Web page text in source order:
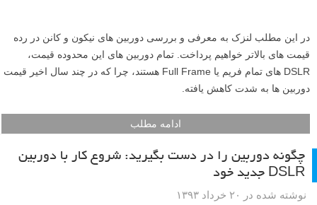
در این مطلب لنزک به معرفی و بررسی دوربین های نیکون و کانن در رده
قیمت های بالاتر خواهیم پرداخت. تمام دوربین های این محدوده قیمت،
DSLR های تمام فریم یا Full Frame هستند، چرا که در چند سال اخیر قیمت
دوربین ها به شدت کاهش یافته.
ادامه مطلب
چگونه دوربین را در دست بگیرید: شروع کار با دوربین
DSLR جدید خود
نوشته شده در ۲۰ خرداد ۱۳۹۳